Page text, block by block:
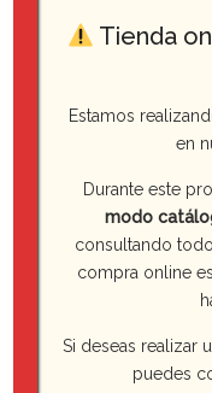
Pastelería
Bollería
Packs
Pastelería
Tienda
Estamos
en
Durante este
modo
consultando
compra online
Si deseas realizar
puedes